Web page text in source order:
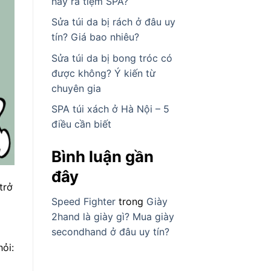
Sửa túi da bị rách ở đâu uy
tín? Giá bao nhiêu?
Sửa túi da bị bong tróc có
được không? Ý kiến từ
chuyên gia
SPA túi xách ở Hà Nội – 5
điều cần biết
Bình luận gần
đây
Speed Fightertrong Giày
2hand là giày gì? Mua giày
secondhand ở đâu uy tín?